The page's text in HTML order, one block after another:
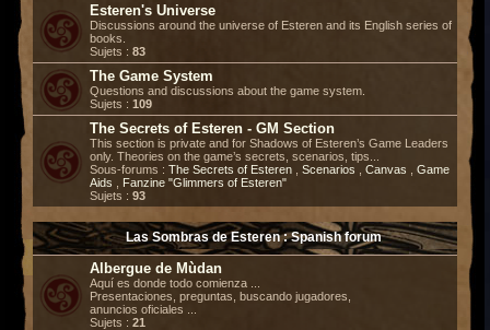
Esteren's Universe
Discussions around the universe of Esteren and its English series of
books.
Sujets : 83
The Game System
Questions and discussions about the game system.
Sujets : 109
The Secrets of Esteren - GM Section
This section is private and for Shadows of Esteren’s Game Leaders
only. Theories on the game’s secrets, scenarios, tips...
Sous-forums : The Secrets of Esteren Scenarios Canvas
Game
Aids
Fanzine "Glimmers of Esteren"
Sujets : 93
Las Sombras de Esteren : Spanish forum
Albergue de Mùdan
Aquí es donde todo comienza ...
Presentaciones, preguntas, buscando jugadores,
anuncios oficiales ...
Sujets : 21